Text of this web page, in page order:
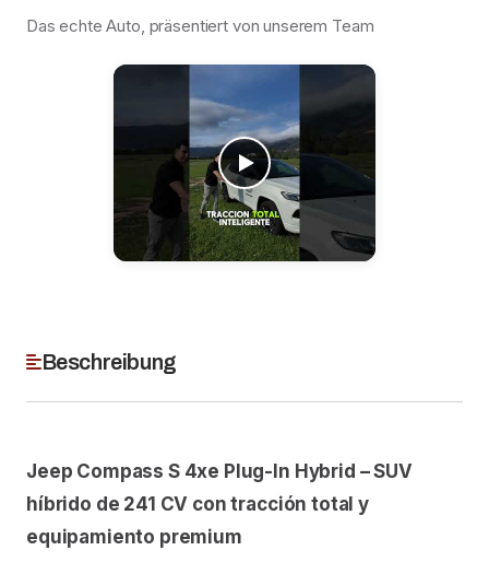
Das echte Auto, präsentiert von unserem Team
Beschreibung
Jeep Compass S 4xe Plug-In Hybrid – SUV
híbrido de 241 CV con tracción total y
equipamiento premium